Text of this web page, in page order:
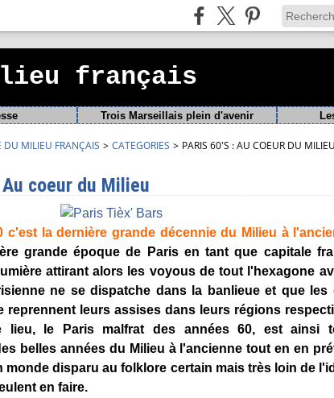
français
Trois Marseillais plein d'avenir
MILIEU FRANÇAIS > CATEGORIES > PARIS 60'S : AU COEUR DU MILIEU
coeur du Milieu
c'est la dernière grande décennie du Milieu à
grande époque de Paris en tant que capitale
attirant alors les voyous de tout l'hexagone
ne se dispatche dans la banlieue et que les
reprennent leurs assises dans leurs régions
lieu, le Paris malfrat des années 60, est ainsi
belles années du Milieu à l'ancienne tout en en
monde disparu au folklore certain mais très loin de
en faire.